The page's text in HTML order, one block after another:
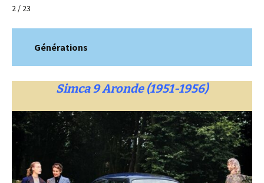
2 / 23
Générations
Simca 9 Aronde (1951-1956)